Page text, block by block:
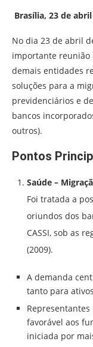
Brasília, 23 de
No dia 23 de abril
importante reunião
demais entidades
soluções para a
previdenciários e
bancos
outros).
Pontos
Saúde –
Foi tratada a
oriundos dos
CASSI, sob as
(2009).
A demanda
tanto para
favorável aos
iniciada por